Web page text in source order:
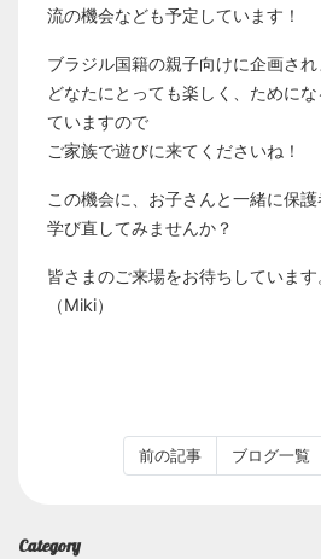
流の機会なども予定しています！
ブラジル国籍の親子向けに企画され
どなたにとっても楽しく、ために
ていますので
ご家族で遊びに来てくださいね！
この機会に、お子さんと一緒に保
学び直してみませんか？
皆さまのご来場をお待ちしています
（Miki）
前の記事 ブログ一覧
Category